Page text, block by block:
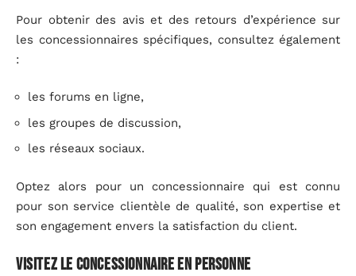
Pour obtenir des avis et des retours d’expérience sur
les concessionnaires spécifiques, consultez également
:
les forums en ligne,
les groupes de discussion,
les réseaux sociaux.
Optez alors pour un concessionnaire qui est connu
pour son service clientèle de qualité, son expertise et
son engagement envers la satisfaction du client.
Visitez le concessionnaire en personne